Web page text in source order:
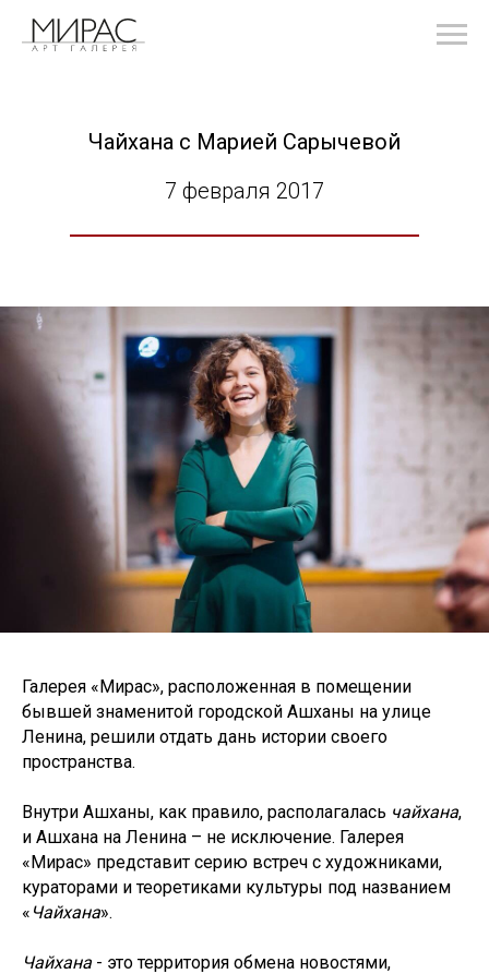
Чайхана с Марией Сарычевой
7 февраля 2017
Галерея «Мирас», расположенная в помещении
бывшей знаменитой городской Ашханы на улице
Ленина, решили отдать дань истории своего
пространства.
Внутри Ашханы, как правило, располагалась чайхана,
и Ашхана на Ленина – не исключение. Галерея
«Мирас» представит серию встреч с художниками,
кураторами и теоретиками культуры под названием
« Чайхана».
Чайхана - это территория обмена новостями,